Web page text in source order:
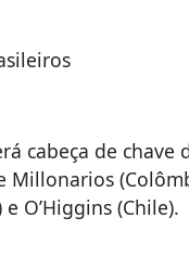
cabeça de chave
Millonarios
O’Higgins (Chile).